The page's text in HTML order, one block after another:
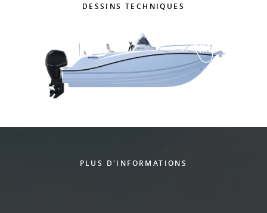
DESSINS TECHNIQUES
PLUS D'INFORMATIONS